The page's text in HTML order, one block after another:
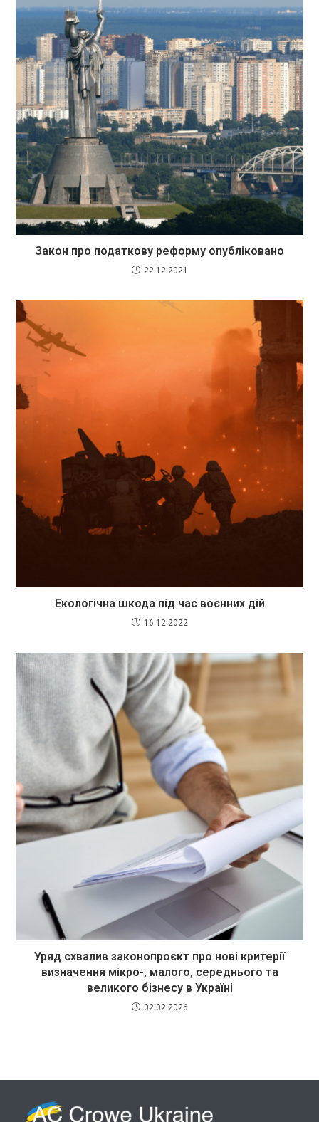
Закон про податкову реформу опубліковано
22.12.2021
Екологічна шкода під час воєнних дій
16.12.2022
Уряд схвалив законопроєкт про нові критерії
визначення мікро-, малого, середнього та
великого бізнесу в Україні
02.02.2026